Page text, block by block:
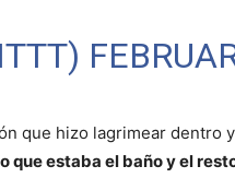
que hizo lagrimear dentro
que estaba el baño y el